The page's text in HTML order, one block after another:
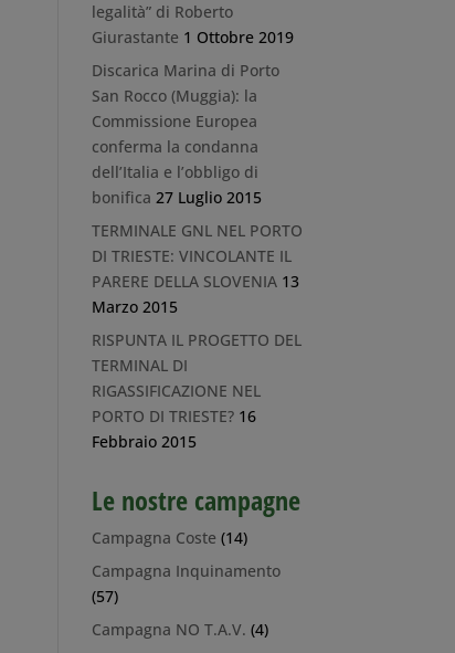
legalità” di Roberto
Giurastante 1 Ottobre 2019
Discarica Marina di Porto
San Rocco (Muggia): la
Commissione Europea
conferma la condanna
dell’Italia e l’obbligo di
bonifica 27 Luglio 2015
TERMINALE GNL NEL PORTO
DI TRIESTE: VINCOLANTE IL
PARERE DELLA SLOVENIA 13
Marzo 2015
RISPUNTA IL PROGETTO DEL
TERMINAL DI
RIGASSIFICAZIONE NEL
PORTO DI TRIESTE? 16
Febbraio 2015
Le nostre campagne
Campagna Coste (14)
Campagna Inquinamento
(57)
Campagna NO T.A.V. (4)